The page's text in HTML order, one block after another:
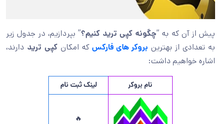
پیش از آن که به “چگونه کپی ترید کنیم؟” بپردازیم، در جدول زیر
به تعدادی از بهترین بروکر های فارکس که امکان کپی ترید دارند،
اشاره خواهیم داشت:
نام بروکر لینک ثبت نام
🔥